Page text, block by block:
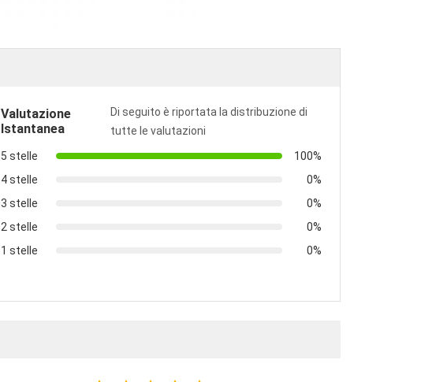
Valutazione
Istantanea
Di seguito è riportata la distribuzione di
tutte le valutazioni
5 stelle
100%
4 stelle
0%
3 stelle
0%
2 stelle
0%
1 stelle
0%